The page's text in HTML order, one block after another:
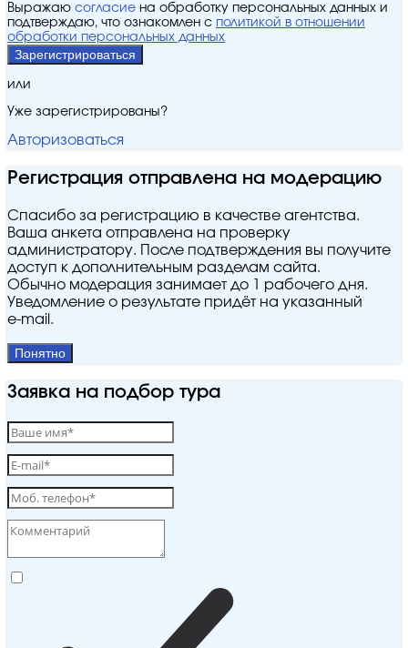
Выражаю согласие на обработку персональных данных и
подтверждаю, что ознакомлен с политикой в отношении
обработки персональных данных
Зарегистрироваться
или
Уже зарегистрированы?
Авторизоваться
Регистрация отправлена на модерацию
Спасибо за регистрацию в качестве агентства.
Ваша анкета отправлена на проверку
администратору. После подтверждения вы получите
доступ к дополнительным разделам сайта.
Обычно модерация занимает до 1 рабочего дня.
Уведомление о результате придёт на указанный
e‑mail.
Понятно
Заявка на подбор тура